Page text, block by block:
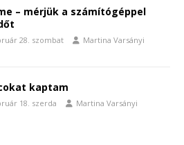
– mérjük a számítógéppel
28. szombat Martina Varsányi
kaptam
18. szerda Martina Varsányi